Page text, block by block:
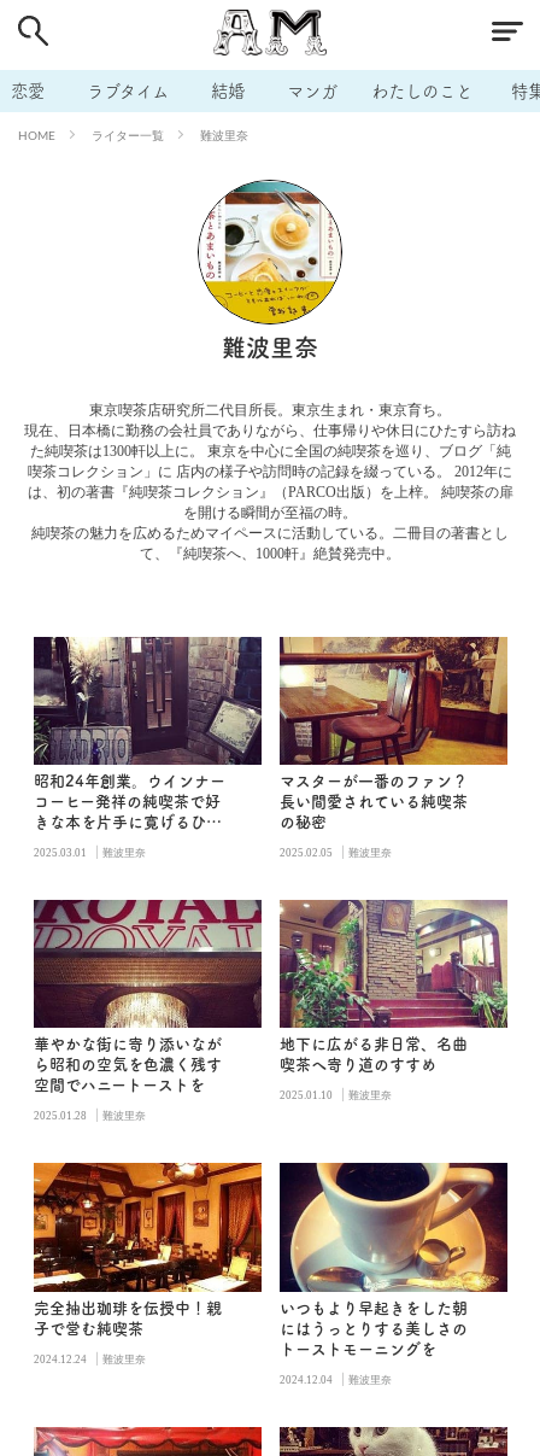
恋愛 ラブタイム 結婚 マンガ わたしのこと 特
HOME ライター一覧 難波里奈
難波里奈
東京喫茶店研究所二代目所長。東京生まれ・東京育ち。
現在、日本橋に勤務の会社員でありながら、仕事帰りや休日にひたすら訪ね
た純喫茶は1300軒以上に。 東京を中心に全国の純喫茶を巡り、ブログ「純
喫茶コレクション」に 店内の様子や訪問時の記録を綴っている。 2012年に
は、初の著書『純喫茶コレクション』（PARCO出版）を上梓。 純喫茶の扉
を開ける瞬間が至福の時。
純喫茶の魅力を広めるためマイペースに活動している。二冊目の著書とし
て、『純喫茶へ、1000軒』絶賛発売中。
昭和24年創業。ウインナー
コーヒー発祥の純喫茶で好
きな本を片手に寛げるひと
2025.03.01 | 難波里奈
マスターが一番のファン？
長い間愛されている純喫茶
の秘密
2025.02.05 | 難波里奈
華やかな街に寄り添いなが
ら昭和の空気を色濃く残す
空間でハニートーストを
2025.01.28 | 難波里奈
地下に広がる非日常、名曲
喫茶へ寄り道のすすめ
2025.01.10 | 難波里奈
完全抽出珈琲を伝授中！親
子で営む純喫茶
2024.12.24 | 難波里奈
いつもより早起きをした朝
にはうっとりする美しさの
トーストモーニングを
2024.12.04 | 難波里奈
# 男の本音 # セフレ
# 不倫 # 出会う方法 # マッチングアプリ
# ラブグッズ # 体の相性
# モテテク # セフレから本命へ
# セフレがほしい # 夫婦の悩み